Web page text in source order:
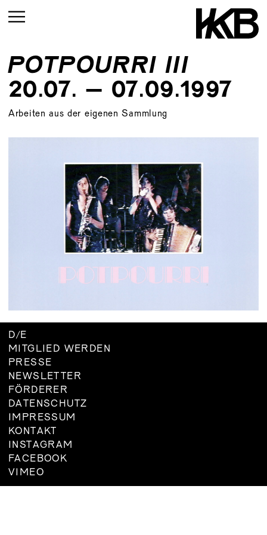
AKTUELL
RÜCKBLICK
VORSCHAU
RÜCKBLICK
VORSTAND
WERDEN
POTPOURRI III
20.07. – 07.09.1997
Arbeiten aus der eigenen Sammlung
D / E
MITGLIED WERDEN
PRESSE
NEWSLETTER
FÖRDERER
DATENSCHUTZ
IMPRESSUM
KONTAKT
INSTAGRAM
FACEBOOK
VIMEO